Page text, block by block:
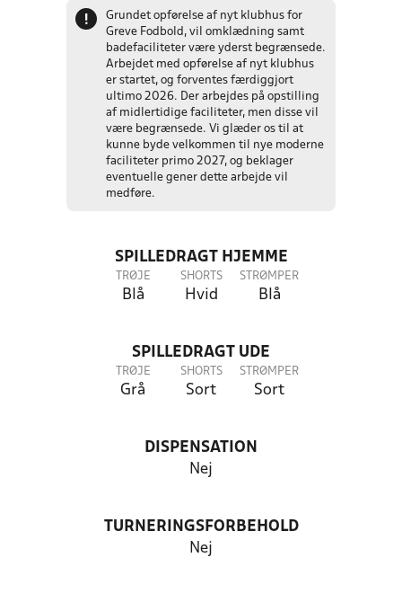
!
Grundet opførelse af nyt klubhus for
Greve Fodbold, vil omklædning samt
badefaciliteter være yderst begrænsede.
Arbejdet med opførelse af nyt klubhus
er startet, og forventes færdiggjort
ultimo 2026. Der arbejdes på opstilling
af midlertidige faciliteter, men disse vil
være begrænsede. Vi glæder os til at
kunne byde velkommen til nye moderne
faciliteter primo 2027, og beklager
eventuelle gener dette arbejde vil
medføre.
SPILLEDRAGT HJEMME
TRØJE
Blå
SHORTS
Hvid
STRØMPER
Blå
SPILLEDRAGT UDE
TRØJE
Grå
SHORTS
Sort
STRØMPER
Sort
DISPENSATION
Nej
TURNERINGSFORBEHOLD
Nej